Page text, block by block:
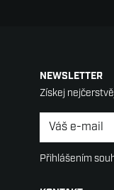
NEWSLETTER
Získej
Newsletter *
Přihlášením